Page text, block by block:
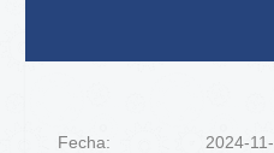
Fecha: 2024-